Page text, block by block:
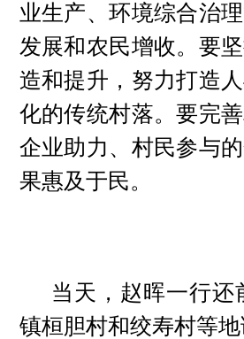
业生产、环境综合治
发展和农民增收。要
造和提升，努力打造
化的传统村落。要完
企业助力、村民参与
果惠及于民。
当天，赵晖一行
镇桓胆村和绞寿村等